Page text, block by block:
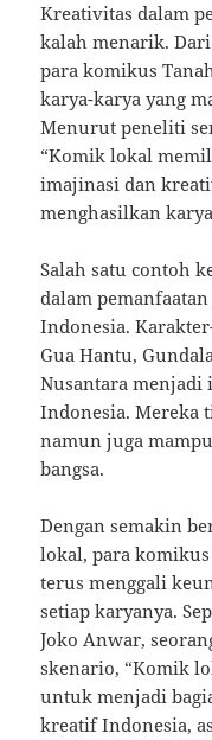
Kreativitas dalam
kalah menarik.
para komikus
karya-karya yang
Menurut peneliti
“Komik lokal
imajinasi dan
menghasilkan
Salah satu contoh
dalam
Indonesia.
Gua Hantu,
Nusantara
Indonesia. Mereka
namun juga
bangsa.
Dengan semakin
lokal, para
terus menggali
setiap karyanya.
Joko Anwar,
skenario, “Komik
untuk menjadi
kreatif Indonesia,